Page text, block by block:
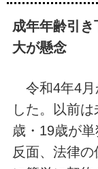
成年年齢引
大が懸念
令和4年4月
した。以前
歳・19歳が
反面、法律